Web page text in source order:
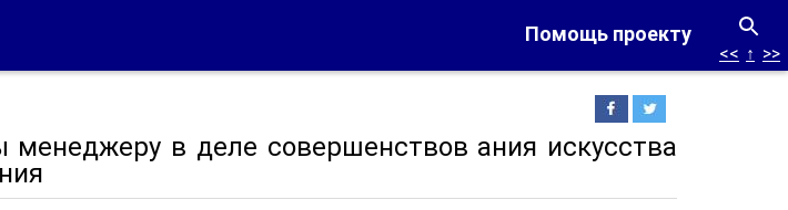
Помощь проекту
<< ↑ >>
менеджеру в деле совершенствов ания искусства